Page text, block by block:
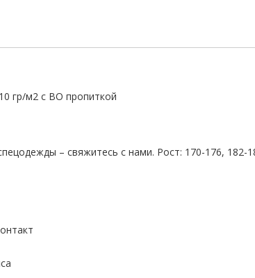
гр/м2 с ВО пропиткой
– свяжитесь с нами. Рост: 170-176, 182-